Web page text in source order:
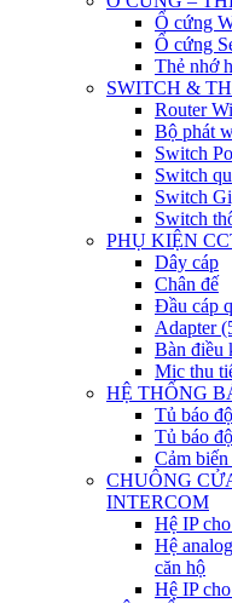
Ổ cứng
Ổ cứng
Thẻ nhớ
SWITCH &
Router
Bộ phát
Switch
Switch
Switch
Switch
PHỤ KIỆN
Dây cáp
Chân đế
Đầu cáp
Adapter
Bàn điều
Mic thu
HỆ THỐNG
Tủ báo
Tủ báo
Cảm
CHUÔNG
INTERCOM
Hệ IP
Hệ
căn hộ
Hệ IP